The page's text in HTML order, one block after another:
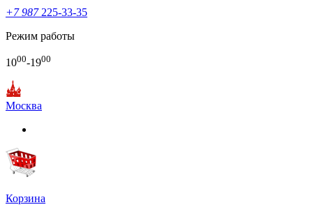
+7 987225-33-35
Режим работы
1000-1900
Москва
Корзина